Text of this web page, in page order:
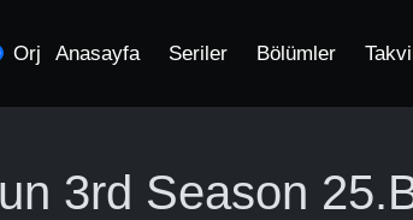
Orj Anasayfa Seriler Bölümler
3rd Season